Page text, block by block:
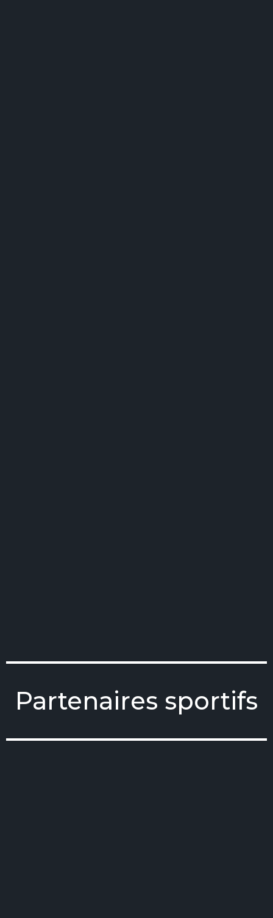
Partenaires sportifs